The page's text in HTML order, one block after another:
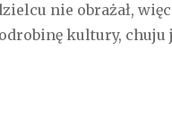
nie obrażał, więc
kultury, chuju